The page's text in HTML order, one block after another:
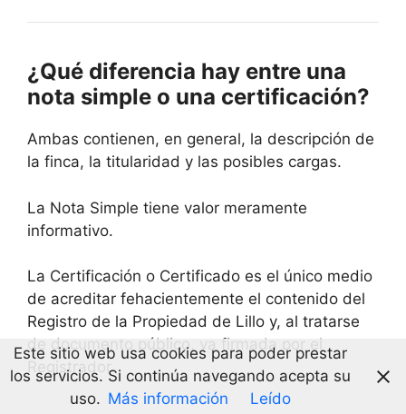
¿Qué diferencia hay entre una
nota simple o una certificación?
Ambas contienen, en general, la descripción de
la finca, la titularidad y las posibles cargas.
La Nota Simple tiene valor meramente
informativo.
La Certificación o Certificado es el único medio
de acreditar fehacientemente el contenido del
Registro de la Propiedad de Lillo y, al tratarse
de documento público, va firmada por el
Registrador.
Este sitio web usa cookies para poder prestar
los servicios. Si continúa navegando acepta su
uso. Más información Leído